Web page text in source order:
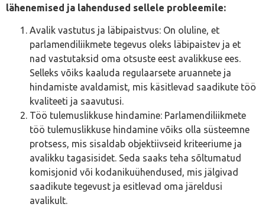
lähenemised ja lahendused sellele probleemile:
Avalik vastutus ja läbipaistvus: On oluline, et
parlamendiliikmete tegevus oleks läbipaistev ja et
nad vastutaksid oma otsuste eest avalikkuse ees.
Selleks võiks kaaluda regulaarsete aruannete ja
hindamiste avaldamist, mis käsitlevad saadikute töö
kvaliteeti ja saavutusi.
Töö tulemuslikkuse hindamine: Parlamendiliikmete
töö tulemuslikkuse hindamine võiks olla süsteemne
protsess, mis sisaldab objektiivseid kriteeriume ja
avalikku tagasisidet. Seda saaks teha sõltumatud
komisjonid või kodanikuühendused, mis jälgivad
saadikute tegevust ja esitlevad oma järeldusi
avalikult.